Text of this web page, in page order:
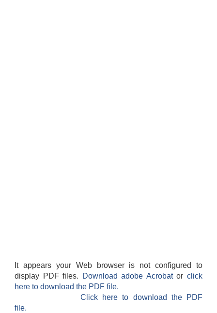
It appears your Web browser is not configured to
display PDF files.
Download adobe Acrobatorclick
here to download the PDF file.
Click here to download the PDF
file.